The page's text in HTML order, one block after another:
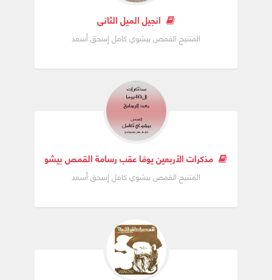
انجيل الميل الثاني
المتنيح القمص بيشوي كامل إسحق أسعد
مذكرات الأربعين يومًا عقب رسامة القمص بيشوي كامل
المتنيح القمص بيشوي كامل إسحق أسعد